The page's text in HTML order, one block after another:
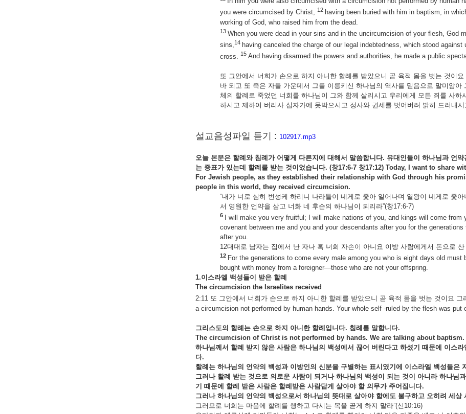
you were circumcised by Christ, 12 having been buried with him in baptism, in
working of God, who raised him from the dead.
13 When you were dead in your sins and in the uncircumcision of your flesh, God
sins,14 having canceled the charge of our legal indebtedness, which stood
cross.
15 And having disarmed the powers and authorities, he made a public
또 그안에서 너희가 손으로 하지 아니한 할례를 받았으니 곧 육적 몸을 벗는 것이
바 되고 또 죽은 자들 가운데서 그를 이릉키신 하나님의 역사를 믿음으로 말미암
체의 할례로 죽었던 너희를 하나님이 그와 함께 살리시고 우리에게 모든 죄를 사
하시고 제하여 버리사 십자가에 못박으시고 정사와 권세를 벗어버려 밝히 드러내
설교음성파일 듣기 : 102917.mp3
오늘 본문은 할례와 침례가 어떻게 다른지에 대해서 말씀합니다. 유대인들이 하나님과 언약
는 증표가 있는데 할례를 받는 것이었습니다. (창17:6-7 창17:12) Today, I want to share
For Jewish people, as they established their relationship with God through his
people in this world, they received circumcision.
“내가 너로 심히 번성케 하리니 나라들이 네게로 좇아 일어나며 열왕이 네게로 좇
서 영원한 언약을 삼고 너화 네 후손의 하나님이 되리라”(창17:6-7)
6 I will make you very fruitful; I will make nations of you, and kings will come from
covenant between me and you and your descendants after you for the
after you.
12대대로 남자는 집에서 난 자나 혹 너희 자손이 아니요 이방 사람에게서 돈으로
12 For the generations to come every male among you who is eight days old
bought with money from a foreigner—those who are not your offspring.
1.이스라엘 백성들이 받은 할례
The circumcision the Israelites received
2:11 또 그안에서 너희가 손으로 하지 아니한 할례를 받았으니 곧 육적 몸을 벗는 것이요 그
a circumcision not performed by human hands. Your whole self -ruled by the flesh was
그리스도의 할례는 손으로 하지 아니한 할례입니다. 침례를 말합니다.
The circumcision of Christ is not performed by hands. We are talking about baptism.
하나님께서 할례 받지 않은 사람은 하나님의 백성에서 끊어 버린다고 하셨기 때문에 이스라
다.
할례는 하나님의 언약의 백성과 이방인의 신분을 구별하는 표시였기에 이스라엘 백성들은
그러나 할례 받는 것으로 의로운 사람이 되거나 하나님의 백성이 되는 것이 아니라 하나님
기 때문에 할례 받은 사람은 할례받은 사람답게 살아야 할 의무가 주어집니다.
그러나 하나님의 언약의 백성으로서 하나님의 뜻대로 살아야 함에도 불구하고 오히려 세상
그러므로 너희는 마음에 할례를 행하고 다시는 목을 곧게 하지 말라”(신10:16)